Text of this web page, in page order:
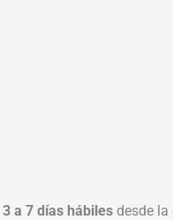
3 a 7 días hábiles desde la